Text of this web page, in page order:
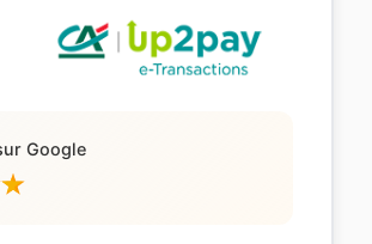
Google